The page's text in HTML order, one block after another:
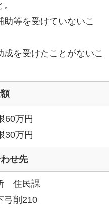
等を受けていないこ
を受けたことがないこ
60万円
30万円
せ先
住民課
弓削210